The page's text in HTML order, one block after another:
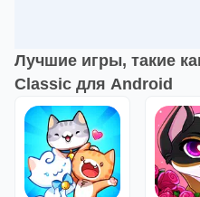
Лучшие игры, такие
Classic для Android